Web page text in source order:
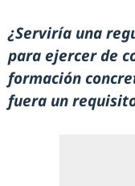
¿Serviría una
para ejercer de
formación
fuera un